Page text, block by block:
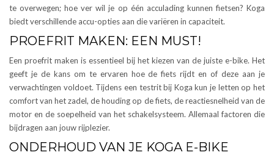
te overwegen; hoe ver wil je op één acculading kunnen fietsen? Koga
biedt verschillende accu-opties aan die variëren in capaciteit.
PROEFRIT MAKEN: EEN MUST!
Een proefrit maken is essentieel bij het kiezen van de juiste e-bike. Het
geeft je de kans om te ervaren hoe de fiets rijdt en of deze aan je
verwachtingen voldoet. Tijdens een testrit bij Koga kun je letten op het
comfort van het zadel, de houding op de fiets, de reactiesnelheid van de
motor en de soepelheid van het schakelsysteem. Allemaal factoren die
bijdragen aan jouw rijplezier.
ONDERHOUD VAN JE KOGA E-BIKE